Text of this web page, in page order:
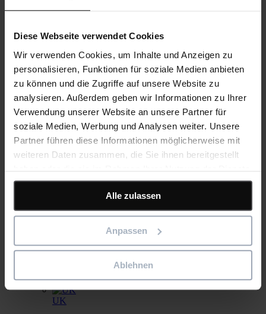
Diese Webseite verwendet Cookies
Wir verwenden Cookies, um Inhalte und Anzeigen zu
personalisieren, Funktionen für soziale Medien anbieten
zu können und die Zugriffe auf unsere Website zu
analysieren. Außerdem geben wir Informationen zu Ihrer
Verwendung unserer Website an unsere Partner für
soziale Medien, Werbung und Analysen weiter. Unsere
Partner führen diese Informationen möglicherweise mit
weiteren Daten zusammen, die Sie ihnen bereitgestellt
haben oder die sie im Rahmen Ihrer Nutzung der Dienste
gesammelt haben.
Alle zulassen
Anpassen
Ablehnen
digitale Lösungen verlagert, und dieser Weg geht weiter.
Gemeinsam mit unseren Kunden entwickeln wir die
innovativsten Softwarelösungen.
Karriere
Unsere Mitarbeiter sind das Herz unseres Unternehmens und
unseres Erfolgs. Entdecken Sie unsere Stellenangebote.
Bleiben Sie auf dem Laufenden
Investor relations
Netherlands
UK